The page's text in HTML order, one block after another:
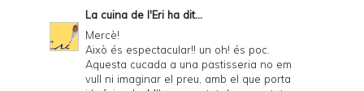
La cuina de l'Eri ha dit...
Mercè!
Això és espectacular!! un oh! és poc.
Aquesta cucada a una pastisseria no em
vull ni imaginar el preu, amb el que porta